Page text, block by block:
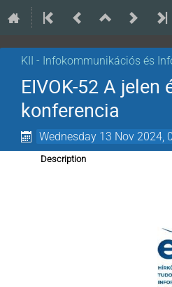
KII - Infokommunikációs és
EIVOK-52 A
konferencia
Wednesday 13 Nov 2024,
Description